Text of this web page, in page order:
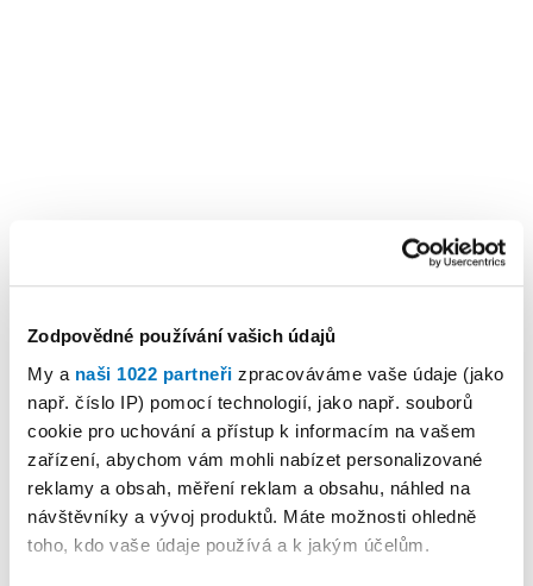
Zodpovědné používání vašich údajů
My a naši 1022 partneři zpracováváme vaše údaje (jako
např. číslo IP) pomocí technologií, jako např. souborů
cookie pro uchování a přístup k informacím na vašem
zařízení, abychom vám mohli nabízet personalizované
reklamy a obsah, měření reklam a obsahu, náhled na
návštěvníky a vývoj produktů. Máte možnosti ohledně
toho, kdo vaše údaje používá a k jakým účelům.